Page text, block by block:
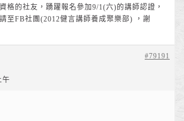
格的社友，踴躍報名參加9/1(六)的講師認證，
至FB社團(2012健言講師養成聚樂部) ，謝
午
#79191